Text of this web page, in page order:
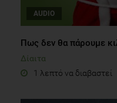
AUDIO
Πως δεν θα πάρουμε
Δίαιτα
1 λεπτό να διαβαστεί